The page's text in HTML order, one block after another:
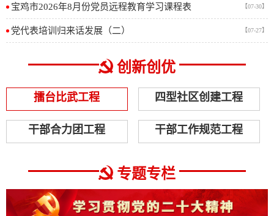
【07-30】
宝鸡市2026年8月份党员远程教育学习课程表
【07-27】
党代表培训归来话发展（二）
创新创优
擂台比武工程 四型社区创建工程
干部合力团工程 干部工作规范工程
专题专栏